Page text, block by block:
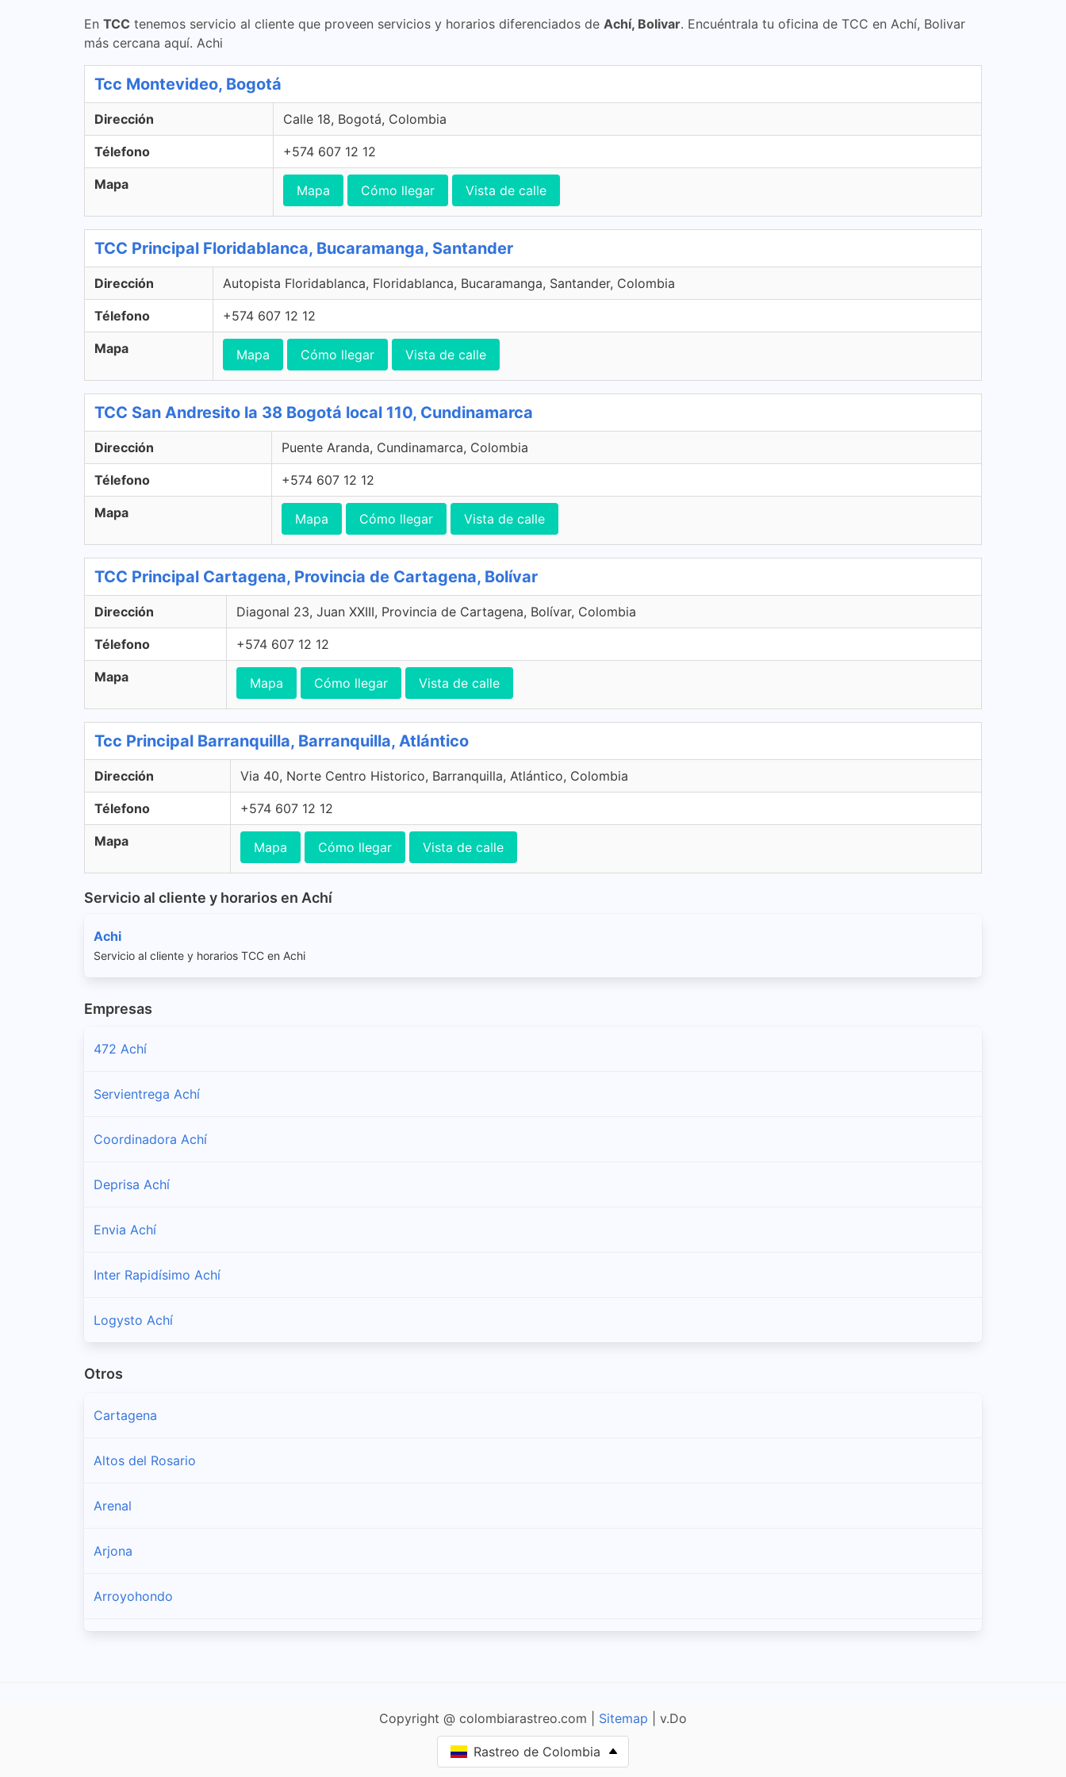
En TCC tenemos servicio al cliente que proveen servicios y horarios diferenciados de Achí, Bolivar. Encuéntrala tu oficina de TCC en Achí, Bolivar
más cercana aquí. Achi
Tcc Montevideo, Bogotá
Dirección Calle 18, Bogotá, Colombia
Télefono +574 607 12 12
Mapa Mapa Cómo llegar Vista de calle
TCC Principal Floridablanca, Bucaramanga, Santander
Dirección Autopista Floridablanca, Floridablanca, Bucaramanga, Santander, Colombia
Télefono +574 607 12 12
Mapa Mapa Cómo llegar Vista de calle
TCC San Andresito la 38 Bogotá local 110, Cundinamarca
Dirección Puente Aranda, Cundinamarca, Colombia
Télefono +574 607 12 12
Mapa Mapa Cómo llegar Vista de calle
TCC Principal Cartagena, Provincia de Cartagena, Bolívar
Dirección Diagonal 23, Juan XXIII, Provincia de Cartagena, Bolívar, Colombia
Télefono +574 607 12 12
Mapa Mapa Cómo llegar Vista de calle
Tcc Principal Barranquilla, Barranquilla, Atlántico
Dirección Via 40, Norte Centro Historico, Barranquilla, Atlántico, Colombia
Télefono +574 607 12 12
Mapa Mapa Cómo llegar Vista de calle
Servicio al cliente y horarios en Achí
Achi
Servicio al cliente y horarios TCC en Achi
Empresas
472 Achí
Servientrega Achí
Coordinadora Achí
Deprisa Achí
Envia Achí
Inter Rapidísimo Achí
Logysto Achí
Otros
Cartagena
Altos del Rosario
Arenal
Arjona
Arroyohondo
Copyright @ colombiarastreo.com | Sitemap | v.Do
Rastreo de Colombia